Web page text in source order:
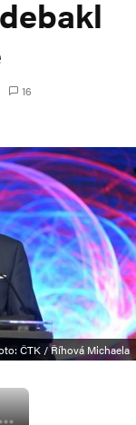
16
ČTK / Říhová Michaela